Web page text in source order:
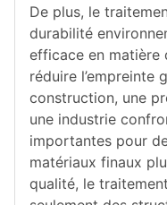
De plus, le
durabilité
efficace en matière
réduire l’empreinte
construction, une
une industrie
importantes pour
matériaux finaux
qualité, le